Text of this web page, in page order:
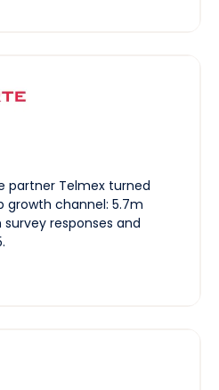
partner Telmex turned
growth channel: 5.7m
responses and